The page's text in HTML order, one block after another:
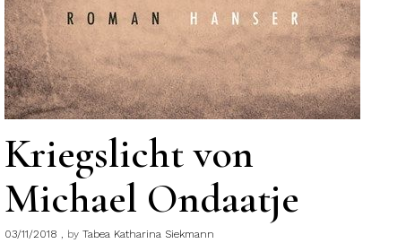
Kriegslicht von
Michael Ondaatje
03/11/2018 by Tabea Katharina Siekmann